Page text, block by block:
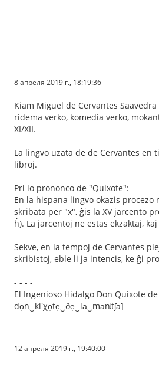
8 апреля 2019 г., 18:19:36
Kiam Miguel de Cervantes
ridema verko, komedia verko,
XI/XII.
La lingvo uzata de de Cervantes
libroj.
Pri lo prononco de "Quixote":
En la hispana lingvo okazis
skribata per "x", ĝis la XV jarcento
ĥ). La jarcentoj ne estas ekzaktaj,
Sekve, en la tempoj de Cervantes
skribistoj, eble li ja intencis, ke ĝi
- - - -
El Ingenioso Hidalgo Don Quixote
do̞n‿ki'χo̞te̞‿ðe̞‿la̠‿ma̠nʲtʃa̠]
12 апреля 2019 г., 19:40:00